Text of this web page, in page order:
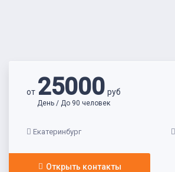
от 25000руб
День / До 90 человек
Екатеринбург
Открыть контакты